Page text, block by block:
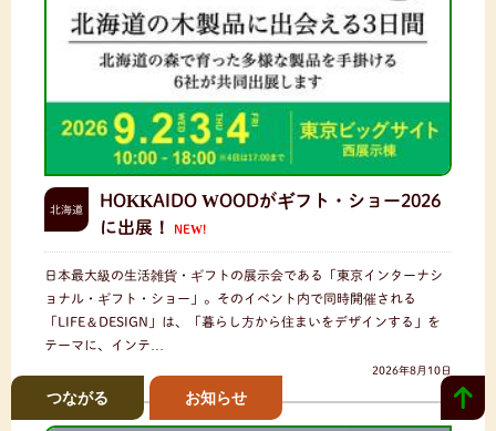
北海道
HOKKAIDO WOODがギフト・ショー2026
に出展！
NEW!
日本最大級の生活雑貨・ギフトの展示会である「東京インターナシ
ョナル・ギフト・ショー」。そのイベント内で同時開催される
「LIFE＆DESIGN」は、「暮らし方から住まいをデザインする」を
テーマに、インテ…
2026年8月10日
つながる お知らせ